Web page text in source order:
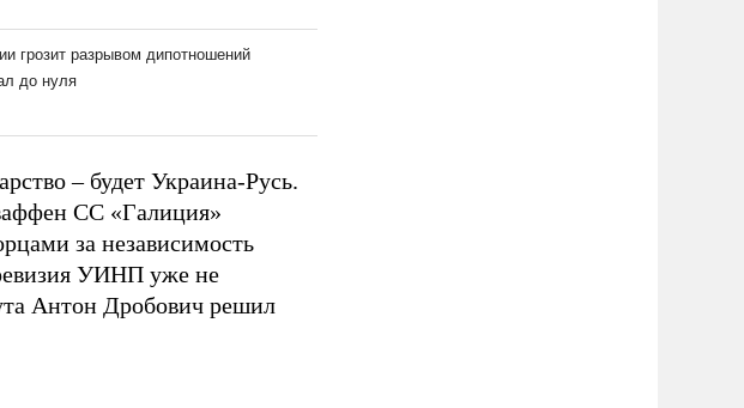
– будет Украина-Русь.
СС «Галиция»
за независимость
УИНП уже не
Антон Дробович решил